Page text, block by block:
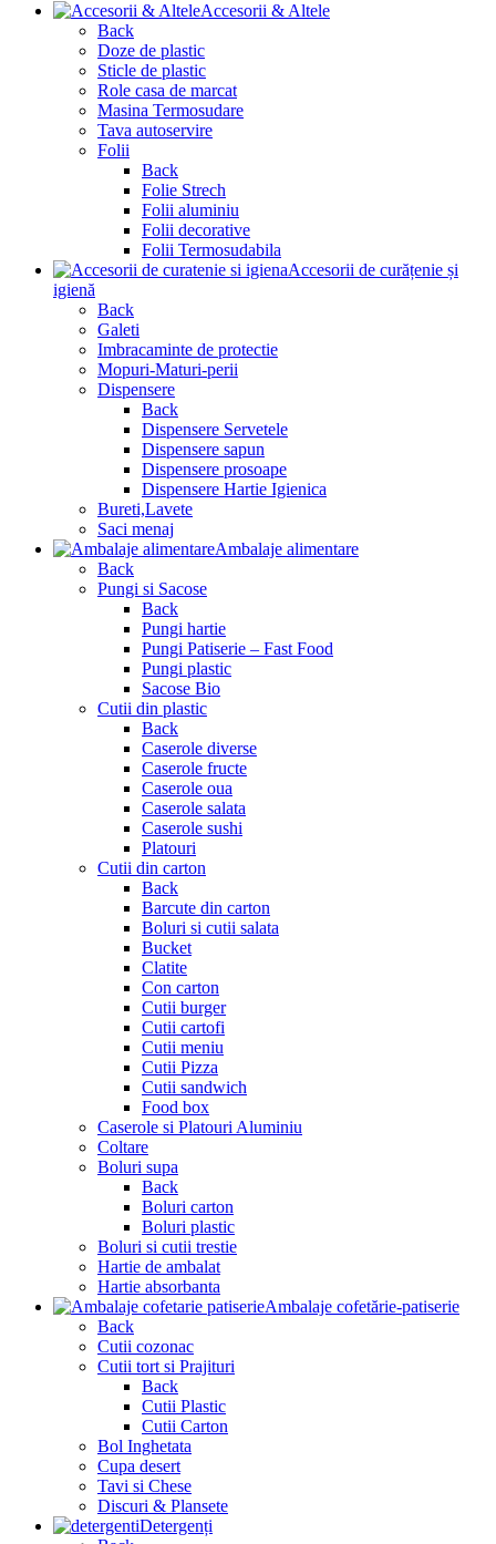
Accesorii & Altele
Back
Doze de plastic
Sticle de plastic
Role casa de marcat
Masina Termosudare
Tava autoservire
Folii
Back
Folie Strech
Folii aluminiu
Folii decorative
Folii Termosudabila
Accesorii de curățenie și
igienă
Back
Galeti
Imbracaminte de protectie
Mopuri-Maturi-perii
Dispensere
Back
Dispensere Servetele
Dispensere sapun
Dispensere prosoape
Dispensere Hartie Igienica
Bureti,Lavete
Saci menaj
Ambalaje alimentare
Back
Pungi si Sacose
Back
Pungi hartie
Pungi Patiserie – Fast Food
Pungi plastic
Sacose Bio
Cutii din plastic
Back
Caserole diverse
Caserole fructe
Caserole oua
Caserole salata
Caserole sushi
Platouri
Cutii din carton
Back
Barcute din carton
Boluri si cutii salata
Bucket
Clatite
Con carton
Cutii burger
Cutii cartofi
Cutii meniu
Cutii Pizza
Cutii sandwich
Food box
Caserole si Platouri Aluminiu
Coltare
Boluri supa
Back
Boluri carton
Boluri plastic
Boluri si cutii trestie
Hartie de ambalat
Hartie absorbanta
Ambalaje cofetărie-patiserie
Back
Cutii cozonac
Cutii tort si Prajituri
Back
Cutii Plastic
Cutii Carton
Bol Inghetata
Cupa desert
Tavi si Chese
Discuri & Plansete
Detergenți